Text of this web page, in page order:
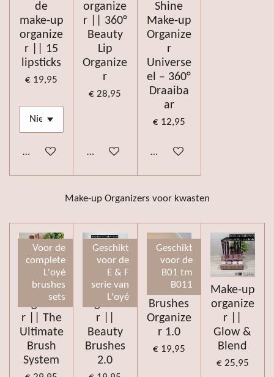
de
make-up
organize
r || 15
lipsticks
€ 19,95
Bekijk details
organize
r || 360°
Beauty
Lip
Organize
r
€ 28,95
Bekijk details
Shine
Make-up
Organize
r
Universe
el – 360°
Draaiba
ar
€ 12,95
Bekijk details
Make-up Organizers voor kwasten
Voor de
complete
L'oyé
brushes
sets
Make-up
Organize
r || The
Ultimate
Brush
System
Geschikt
voor de
E & F
serie van
L'oyé
Make-up
organize
r ||
Beauty
Brushes
2.0
Geschikt
voor de
B01 tm
B011
Beauty
Brushes
Organize
r 1.0
€ 19,95
Make-up
organize
r ||
Glow &
Blend
€ 25,95